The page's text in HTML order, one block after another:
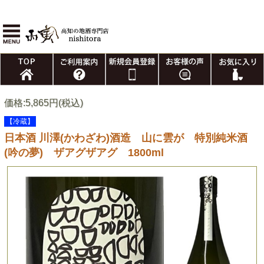
価格:5,865円(税込)
【冷蔵】
日本酒 川澤(かわざわ)酒造 山に雲が 特別純米酒
(吟の夢) ザアグザアグ 1800ml